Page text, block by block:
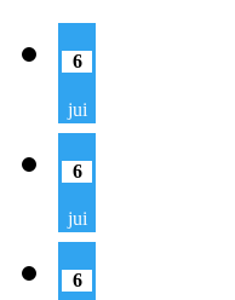
6
jui
6
jui
6